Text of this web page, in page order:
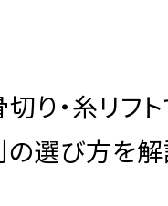
切り・糸リ
の選び方を